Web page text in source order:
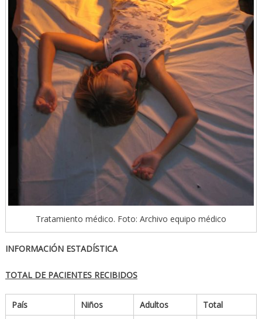
Tratamiento médico. Foto: Archivo equipo médico
INFORMACIÓN ESTADÍSTICA
TOTAL DE PACIENTES RECIBIDOS
País Niños Adultos Total